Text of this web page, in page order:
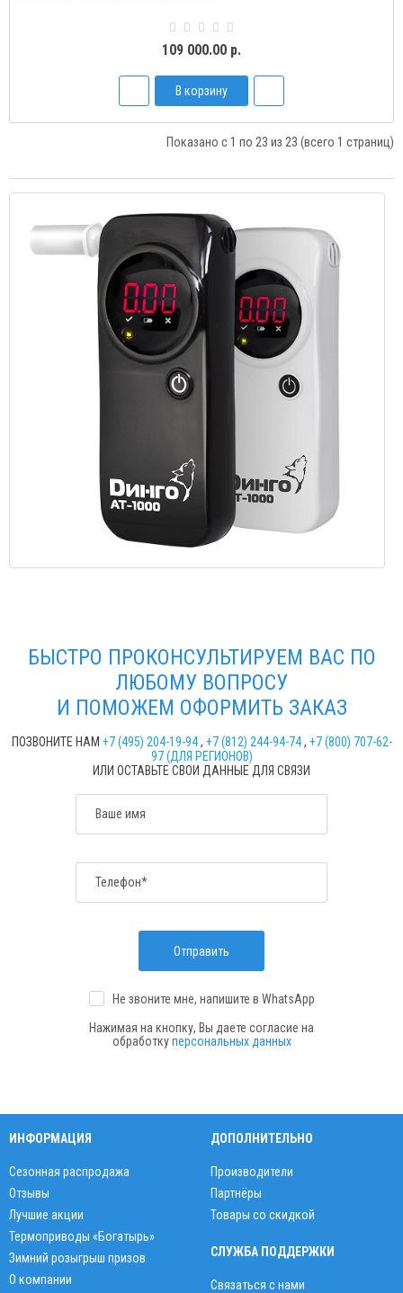
109 000.00 р.
В корзину
Показано с 1 по 23 из 23 (всего 1 страниц)
БЫСТРО ПРОКОНСУЛЬТИРУЕМ ВАС ПО
ЛЮБОМУ ВОПРОСУ
И ПОМОЖЕМ ОФОРМИТЬ ЗАКАЗ
ПОЗВОНИТЕ НАМ +7 (495) 204-19-94, +7 (812) 244-94-74, +7 (800) 707-62-
97 (ДЛЯ РЕГИОНОВ)
ИЛИ ОСТАВЬТЕ СВОИ ДАННЫЕ ДЛЯ СВЯЗИ
Ваше имя
Телефон*
Отправить
Не звоните мне, напишите в WhatsApp
Нажимая на кнопку, Вы даете согласие на
обработкуперсональных данных
ИНФОРМАЦИЯ
Сезонная распродажа
Отзывы
Лучшие акции
Термоприводы «Богатырь»
Зимний розыгрыш призов
О компании
ДОПОЛНИТЕЛЬНО
Производители
Партнёры
Товары со скидкой
СЛУЖБА ПОДДЕРЖКИ
Связаться с нами